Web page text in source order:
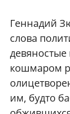
Геннадий
слова
кошмаром
им, будто